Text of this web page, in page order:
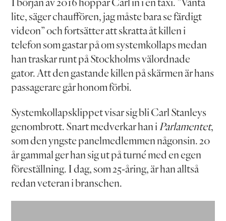
lite, säger chauffören, jag måste bara se färdigt
videon” och fortsätter att skratta åt killen i
telefon som gastar på om systemkollaps medan
han traskar runt på Stockholms välordnade
gator. Att den gastande killen på skärmen är hans
passagerare går honom förbi.
Systemkollapsklippet visar sig bli Carl Stanleys
genombrott. Snart medverkar han i Parlamentet,
som den yngste panelmedlemmen någonsin. 20
år gammal ger han sig ut på turné med en egen
föreställning. I dag, som 25-åring, är han alltså
redan veteran i branschen.